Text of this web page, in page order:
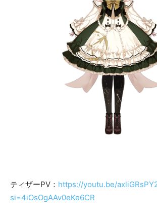
ティザーPV： https://youtu.be/
si=4iOsOgAAv0eKe6CR